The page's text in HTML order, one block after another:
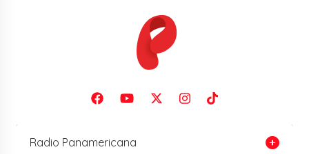
Radio Panamericana